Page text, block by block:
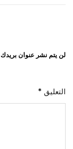
لن يتم نشر عنوان بريدك
التعليق *